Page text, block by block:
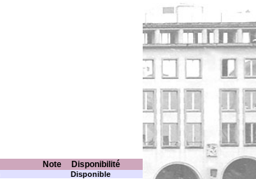
Note Disponibilité
Disponible